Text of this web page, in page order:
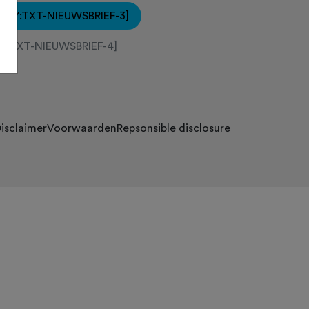
[KEY:TXT-NIEUWSBRIEF-3]
NIEUWSBRIEF-4]
VoorwaardenRepsonsible disclosure